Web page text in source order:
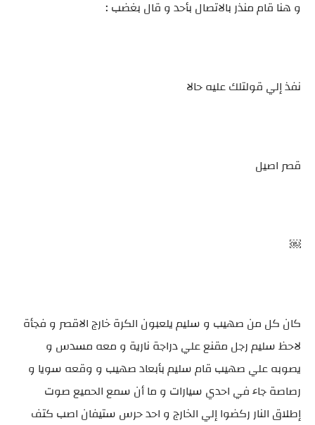
و هنا قام منذر بالاتصال بأحد و قال بغضب :
نفذ إلي قولتلك عليه حالا
قصر اصيل
￼
كان كل من صهيب و سليم يلعبون الكرة خارج الاقصر و فجأة
لاحظ سليم رجل مقنع علي دراجة نارية و معه مسدس و
يصوبه علي صهيب قام سليم بأبعاد صهيب و وقعه سويا و
رصاصة جاء في احدي سيارات و ما أن سمع الحميع صوت
إطلاق النار ركضوا إلي الخارج و احد حرس ستيفان اصب كتف